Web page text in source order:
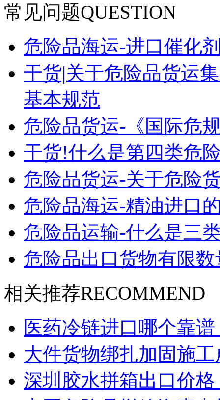
常见问题QUESTION
危险品海运-进口催化
干货|关于危险品货运
基本规范
危险品货运-《国际危
干货!什么是第四类危
危险品货运-关于危险
危险品海运-精油进口
危险品运输-什么是三
危险品出口货物有限
相关推荐RECOMMEND
医药冷链进口哪个靠
大件货物绑扎加固施
深圳胶水拼箱出口价